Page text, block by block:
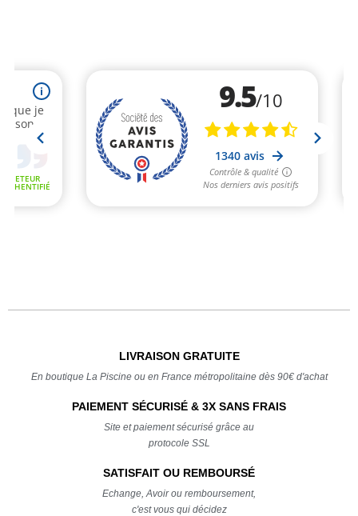
LIVRAISON GRATUITE
En boutique La Piscine ou en France métropolitaine dès 90€ d'achat
PAIEMENT SÉCURISÉ & 3X SANS FRAIS
Site et paiement sécurisé grâce au
protocole SSL
SATISFAIT OU REMBOURSÉ
Echange, Avoir ou remboursement,
c'est vous qui décidez